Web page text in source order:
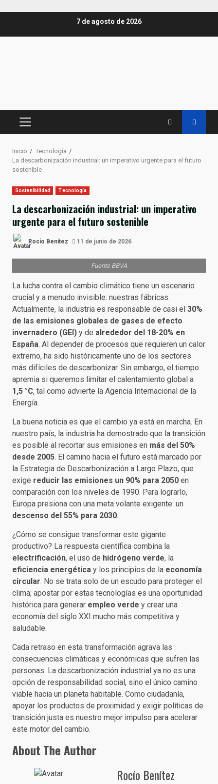
7 de agosto de 2026
MENÚ
Inicio
Tecnología
La descarbonización industrial: un imperativo urgente para el futuro
sostenible
Sostenibilidad Tecnología
La descarbonización industrial: un imperativo
urgente para el futuro sostenible
Rocío Benítez 11 de junio de 2026
Fuente BBVA
La lucha contra el cambio climático tiene un escenario
crucial y a menudo invisible: nuestras fábricas.
Actualmente, la industria es responsable de casi el 30%
de las emisiones globales de gases de efecto
invernadero (GEI) y de alrededor del 18-20% en
España. Al depender de procesos que requieren un calor
extremo, ha sido históricamente uno de los sectores
más difíciles de descarbonizar. Sin embargo, el tiempo
apremia si queremos limitar el calentamiento global a
1,5 °C, tal como advierte la Agencia Internacional de la
Energía.
La buena noticia es que el cambio ya está en marcha. En
nuestro país, la industria ha demostrado que la transición
es posible al recortar sus emisiones en más del 50%
desde 2005. El camino hacia el futuro está marcado por
la Estrategia de Descarbonización a Largo Plazo, que
exige reducir las emisiones un 90% para 2050 en
comparación con los niveles de 1990. Para lograrlo,
Europa presiona con una meta volante exigente: un
descenso del 55% para 2030.
¿Cómo se consigue transformar este gigante
productivo? La respuesta científica combina la
electrificación, el uso de hidrógeno verde, la
eficiencia energética y los principios de la economía
circular. No se trata solo de un escudo para proteger el
clima; apostar por estas tecnologías es una oportunidad
histórica para generar empleo verde y crear una
economía del siglo XXI mucho más competitiva y
saludable.
Cada retraso en esta transformación agrava las
consecuencias climáticas y económicas que sufren las
personas. La descarbonización industrial ya no es una
opción de responsabilidad social, sino el único camino
viable hacia un planeta habitable. Como ciudadanía,
apoyar los productos de proximidad y exigir políticas de
transición justa es nuestro mejor impulso para acelerar
este motor del cambio.
About The Author
Rocío Benítez